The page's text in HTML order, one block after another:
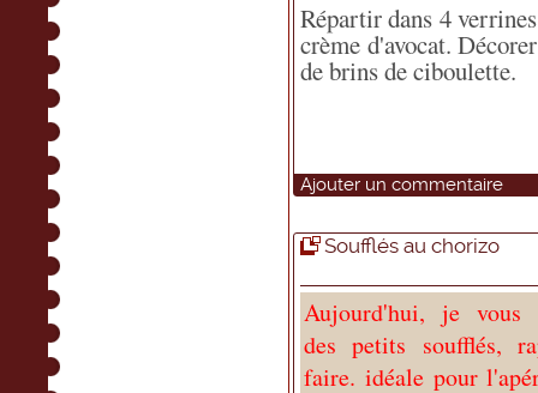
Répartir dans 4
crème d'avocat.
de brins de ciboulette.
Ajouter un commentaire
Soufflés au chorizo
Aujourd'hui, je vous
des petits soufflés,
faire. idéale pour